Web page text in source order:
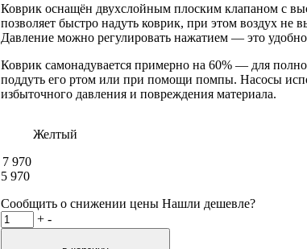
Коврик оснащён двухслойным плоским клапаном с
позволяет быстро надуть коврик, при этом воздух не
Давление можно регулировать нажатием — это
Коврик самонадувается примерно на 60% — для
поддуть его ртом или при помощи помпы. Насосы
избыточного давления и повреждения материала.
Желтый
7 970
5 970
Сообщить о снижении цены Нашли дешевле?
+ -